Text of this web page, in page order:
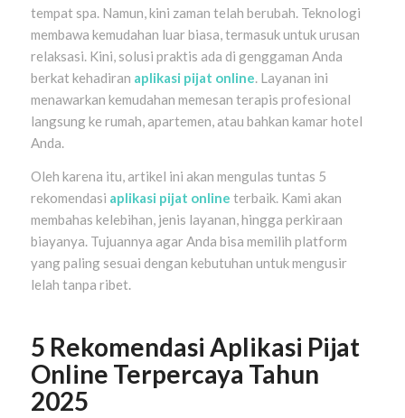
tempat spa. Namun, kini zaman telah berubah. Teknologi
membawa kemudahan luar biasa, termasuk untuk urusan
relaksasi. Kini, solusi praktis ada di genggaman Anda
berkat kehadiran aplikasi pijat online. Layanan ini
menawarkan kemudahan memesan terapis profesional
langsung ke rumah, apartemen, atau bahkan kamar hotel
Anda.
Oleh karena itu, artikel ini akan mengulas tuntas 5
rekomendasi aplikasi pijat online terbaik. Kami akan
membahas kelebihan, jenis layanan, hingga perkiraan
biayanya. Tujuannya agar Anda bisa memilih platform
yang paling sesuai dengan kebutuhan untuk mengusir
lelah tanpa ribet.
5 Rekomendasi Aplikasi Pijat
Online Terpercaya Tahun
2025